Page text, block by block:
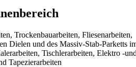
Trockenbauarbeiten, Fliesenarbeiten,
Dielen und des Massiv-Stab-Parketts
Tischlerarbeiten, Elektro -
Tapezierarbeiten